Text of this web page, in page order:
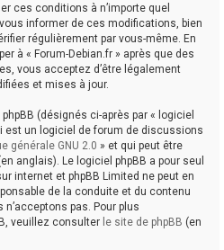
ces conditions à n’importe quel
informer de ces modifications, bien
régulièrement par vous-même. En
à « Forum-Debian.fr » après que des
vous acceptez d’être légalement
et mises à jour.
(désignés ci-après par « logiciel
est un logiciel de forum de discussions
générale GNU 2.0 » et qui peut être
anglais). Le logiciel phpBB a pour seul
internet et phpBB Limited ne peut en
de la conduite et du contenu
pas. Pour plus
veuillez consulter le site de phpBB (en